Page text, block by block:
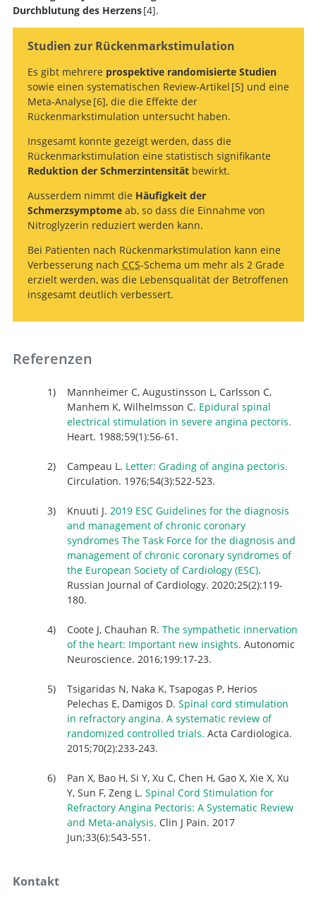
Durchblutung des Herzens 4
heart: Important new insights.
.
Studien zur Rückenmarkstimulation
Es gibt mehrere prospektive randomisierte Studien
sowie einen systematischen Review-Artikel 5
angina. A systematic review of randomized controlled
trials.
und eine
Meta-Analyse 6
Spinal Cord Stimulation for Refractory Angina
Pectoris: A Systematic Review and Meta-analysis.
, die die Effekte der
Rückenmarkstimulation untersucht haben.
Insgesamt konnte gezeigt werden, dass die
Rückenmarkstimulation eine statistisch signifikante
Reduktion der Schmerzintensitätbewirkt.
Ausserdem nimmt die Häufigkeit der
Schmerzsymptomeab, so dass die Einnahme von
Nitroglyzerin reduziert werden kann.
Bei Patienten nach Rückenmarkstimulation kann eine
Verbesserung nach CCS-Schema um mehr als 2 Grade
erzielt werden, was die Lebensqualität der Betroffenen
insgesamt deutlich verbessert.
Referenzen
Mannheimer C, Augustinsson L, Carlsson C,
Manhem K, Wilhelmsson C. Epidural spinal
electrical stimulation in severe angina pectoris.
Heart. 1988;59(1):56-61.
Campeau L. Letter: Grading of angina pectoris.
Circulation. 1976;54(3):522-523.
Knuuti J. 2019 ESC Guidelines for the diagnosis
and management of chronic coronary
syndromes The Task Force for the diagnosis and
management of chronic coronary syndromes of
the European Society of Cardiology (ESC).
Russian Journal of Cardiology. 2020;25(2):119-
180.
Coote J, Chauhan R. The sympathetic innervation
of the heart: Important new insights. Autonomic
Neuroscience. 2016;199:17-23.
Tsigaridas N, Naka K, Tsapogas P, Herios
Pelechas E, Damigos D. Spinal cord stimulation
in refractory angina. A systematic review of
randomized controlled trials. Acta Cardiologica.
2015;70(2):233-243.
Pan X, Bao H, Si Y, Xu C, Chen H, Gao X, Xie X, Xu
Y, Sun F, Zeng L. Spinal Cord Stimulation for
Refractory Angina Pectoris: A Systematic Review
and Meta-analysis. Clin J Pain. 2017
Jun;33(6):543-551.
Kontakt
Suche